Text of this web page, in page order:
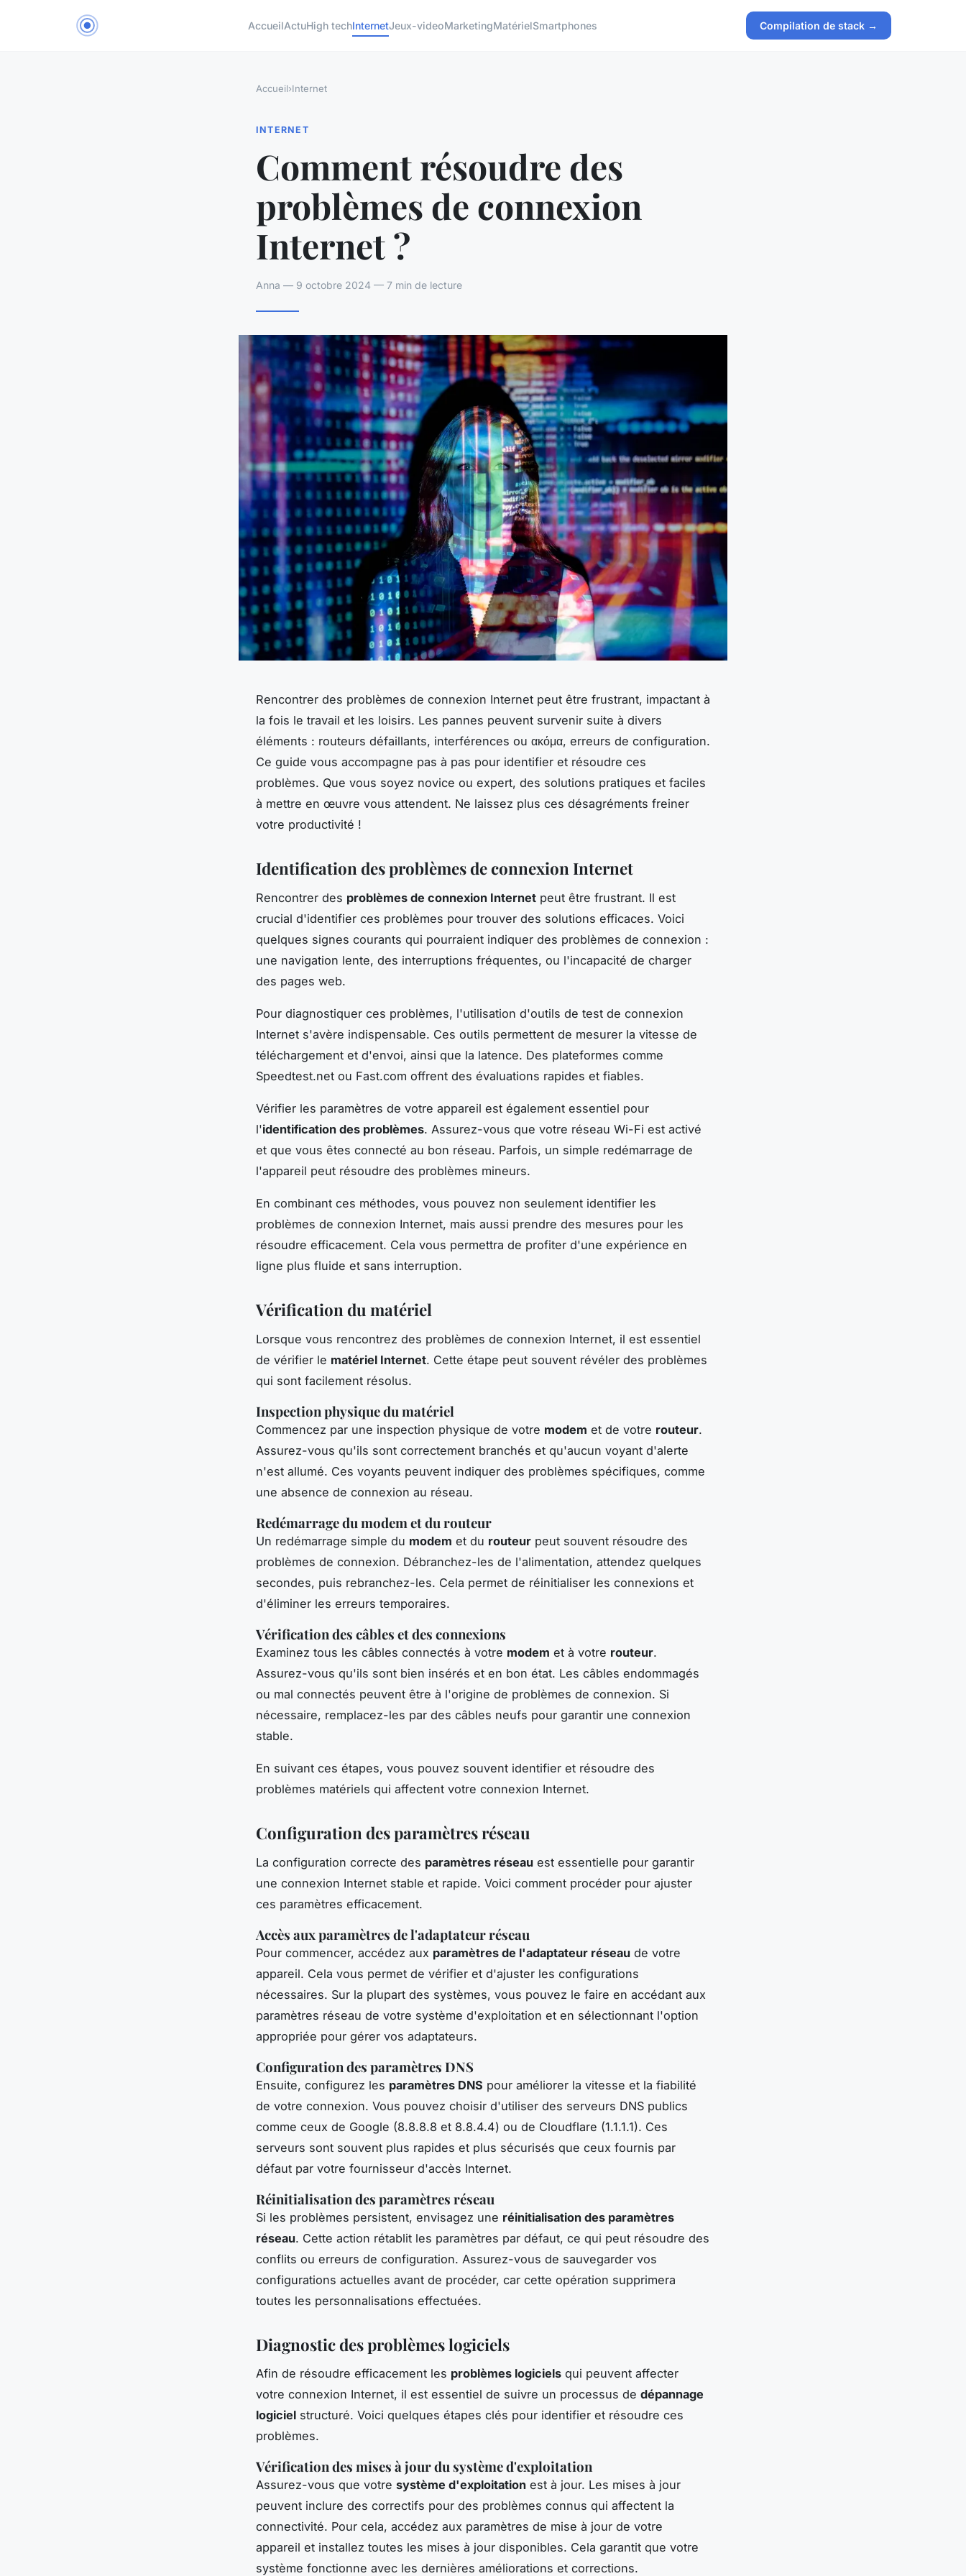
AccueilActuHigh techInternetJeux-videoMarketingMatérielSmartphones Compilation de stack →
Accueil›Internet
INTERNET
Comment résoudre des
problèmes de connexion
Internet ?
Anna — 9 octobre 2024 — 7 min de lecture
Rencontrer des problèmes de connexion Internet peut être frustrant, impactant à
la fois le travail et les loisirs. Les pannes peuvent survenir suite à divers
éléments : routeurs défaillants, interférences ou ακόμα, erreurs de configuration.
Ce guide vous accompagne pas à pas pour identifier et résoudre ces
problèmes. Que vous soyez novice ou expert, des solutions pratiques et faciles
à mettre en œuvre vous attendent. Ne laissez plus ces désagréments freiner
votre productivité !
Identification des problèmes de connexion Internet
Rencontrer des problèmes de connexion Internet peut être frustrant. Il est
crucial d'identifier ces problèmes pour trouver des solutions efficaces. Voici
quelques signes courants qui pourraient indiquer des problèmes de connexion :
une navigation lente, des interruptions fréquentes, ou l'incapacité de charger
des pages web.
Pour diagnostiquer ces problèmes, l'utilisation d'outils de test de connexion
Internet s'avère indispensable. Ces outils permettent de mesurer la vitesse de
téléchargement et d'envoi, ainsi que la latence. Des plateformes comme
Speedtest.net ou Fast.com offrent des évaluations rapides et fiables.
Vérifier les paramètres de votre appareil est également essentiel pour
l'identification des problèmes. Assurez-vous que votre réseau Wi-Fi est activé
et que vous êtes connecté au bon réseau. Parfois, un simple redémarrage de
l'appareil peut résoudre des problèmes mineurs.
En combinant ces méthodes, vous pouvez non seulement identifier les
problèmes de connexion Internet, mais aussi prendre des mesures pour les
résoudre efficacement. Cela vous permettra de profiter d'une expérience en
ligne plus fluide et sans interruption.
Vérification du matériel
Lorsque vous rencontrez des problèmes de connexion Internet, il est essentiel
de vérifier le matériel Internet. Cette étape peut souvent révéler des problèmes
qui sont facilement résolus.
Inspection physique du matériel
Commencez par une inspection physique de votre modem et de votre routeur.
Assurez-vous qu'ils sont correctement branchés et qu'aucun voyant d'alerte
n'est allumé. Ces voyants peuvent indiquer des problèmes spécifiques, comme
une absence de connexion au réseau.
Redémarrage du modem et du routeur
Un redémarrage simple du modem et du routeur peut souvent résoudre des
problèmes de connexion. Débranchez-les de l'alimentation, attendez quelques
secondes, puis rebranchez-les. Cela permet de réinitialiser les connexions et
d'éliminer les erreurs temporaires.
Vérification des câbles et des connexions
Examinez tous les câbles connectés à votre modem et à votre routeur.
Assurez-vous qu'ils sont bien insérés et en bon état. Les câbles endommagés
ou mal connectés peuvent être à l'origine de problèmes de connexion. Si
nécessaire, remplacez-les par des câbles neufs pour garantir une connexion
stable.
En suivant ces étapes, vous pouvez souvent identifier et résoudre des
problèmes matériels qui affectent votre connexion Internet.
Configuration des paramètres réseau
La configuration correcte des paramètres réseau est essentielle pour garantir
une connexion Internet stable et rapide. Voici comment procéder pour ajuster
ces paramètres efficacement.
Accès aux paramètres de l'adaptateur réseau
Pour commencer, accédez aux paramètres de l'adaptateur réseau de votre
appareil. Cela vous permet de vérifier et d'ajuster les configurations
nécessaires. Sur la plupart des systèmes, vous pouvez le faire en accédant aux
paramètres réseau de votre système d'exploitation et en sélectionnant l'option
appropriée pour gérer vos adaptateurs.
Configuration des paramètres DNS
Ensuite, configurez les paramètres DNS pour améliorer la vitesse et la fiabilité
de votre connexion. Vous pouvez choisir d'utiliser des serveurs DNS publics
comme ceux de Google (8.8.8.8 et 8.8.4.4) ou de Cloudflare (1.1.1.1). Ces
serveurs sont souvent plus rapides et plus sécurisés que ceux fournis par
défaut par votre fournisseur d'accès Internet.
Réinitialisation des paramètres réseau
Si les problèmes persistent, envisagez une réinitialisation des paramètres
réseau. Cette action rétablit les paramètres par défaut, ce qui peut résoudre des
conflits ou erreurs de configuration. Assurez-vous de sauvegarder vos
configurations actuelles avant de procéder, car cette opération supprimera
toutes les personnalisations effectuées.
Diagnostic des problèmes logiciels
Afin de résoudre efficacement les problèmes logiciels qui peuvent affecter
votre connexion Internet, il est essentiel de suivre un processus de dépannage
logiciel structuré. Voici quelques étapes clés pour identifier et résoudre ces
problèmes.
Vérification des mises à jour du système d'exploitation
Assurez-vous que votre système d'exploitation est à jour. Les mises à jour
peuvent inclure des correctifs pour des problèmes connus qui affectent la
connectivité. Pour cela, accédez aux paramètres de mise à jour de votre
appareil et installez toutes les mises à jour disponibles. Cela garantit que votre
système fonctionne avec les dernières améliorations et corrections.